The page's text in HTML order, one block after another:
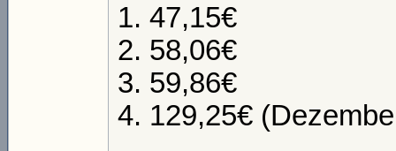
47,15€
58,06€
59,86€
129,25€